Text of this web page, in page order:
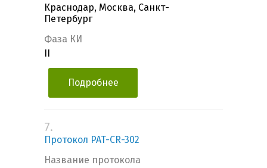
Краснодар, Москва, Санкт-
Петербург
Фаза КИ
Подробнее
7.
Протокол PAT-CR-302
Название протокола